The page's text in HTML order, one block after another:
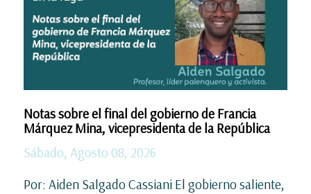
Notas sobre el final del gobierno de Francia
Márquez Mina, vicepresidenta de la República
Sábado, Agosto 08, 2026
Por: Aiden Salgado Cassiani El gobierno saliente,